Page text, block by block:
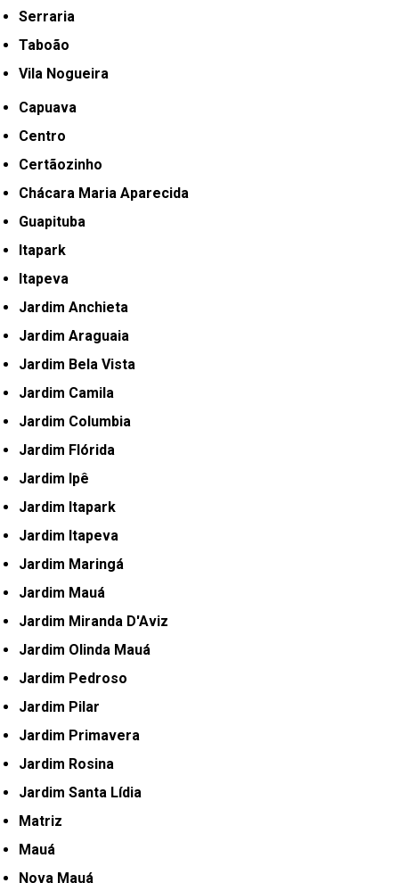
Serraria
Taboão
Vila Nogueira
Capuava
Centro
Certãozinho
Chácara Maria Aparecida
Guapituba
Itapark
Itapeva
Jardim Anchieta
Jardim Araguaia
Jardim Bela Vista
Jardim Camila
Jardim Columbia
Jardim Flórida
Jardim Ipê
Jardim Itapark
Jardim Itapeva
Jardim Maringá
Jardim Mauá
Jardim Miranda D'Aviz
Jardim Olinda Mauá
Jardim Pedroso
Jardim Pilar
Jardim Primavera
Jardim Rosina
Jardim Santa Lídia
Matriz
Mauá
Nova Mauá